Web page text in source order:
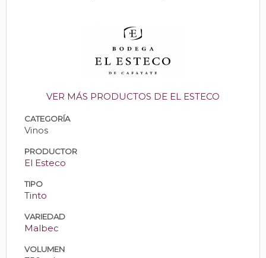
VER MÁS PRODUCTOS DE EL ESTECO
CATEGORÍA
Vinos
PRODUCTOR
El Esteco
TIPO
Tinto
VARIEDAD
Malbec
VOLUMEN